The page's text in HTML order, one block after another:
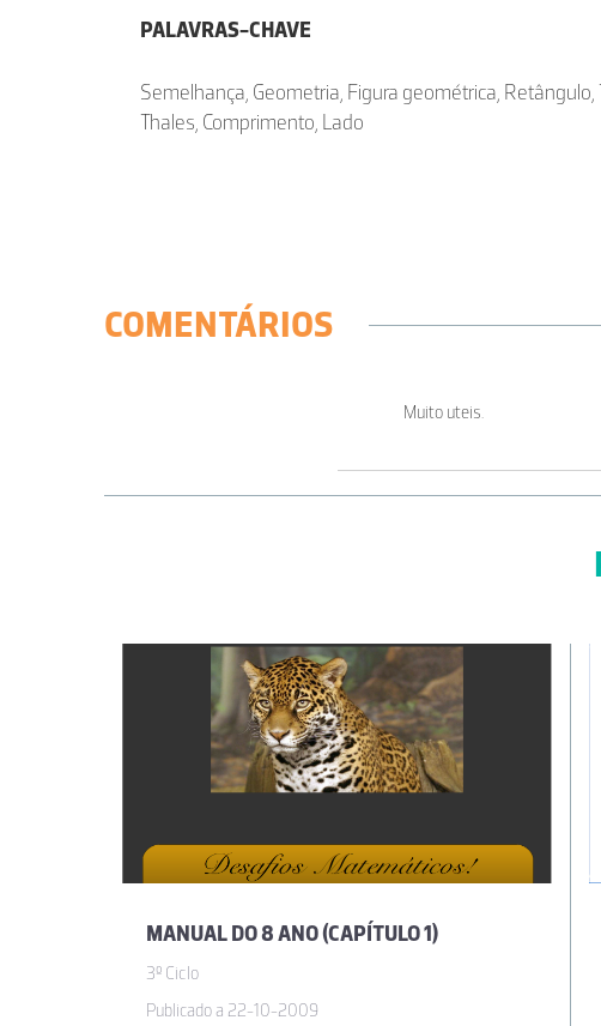
PALAVRAS-CHAVE
Semelhança, Geometria, Figura geométrica, Retângulo,
Thales, Comprimento, Lado
COMENTÁRIOS
Muito uteis.
MANUAL DO 8 ANO (CAPÍTULO 1)
3º Ciclo
Publicado a 22-10-2009